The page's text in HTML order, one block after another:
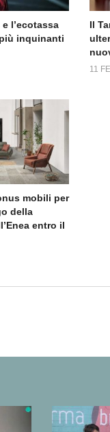
l’ecotassa
inquinanti
Il
11
mobili per
della
entro il